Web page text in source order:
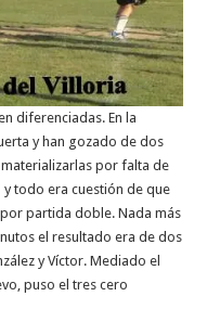
diferenciadas. En la
y han gozado de dos
por falta de
todo era cuestión de que
partida doble. Nada más
el resultado era de dos
y Víctor. Mediado el
puso el tres cero